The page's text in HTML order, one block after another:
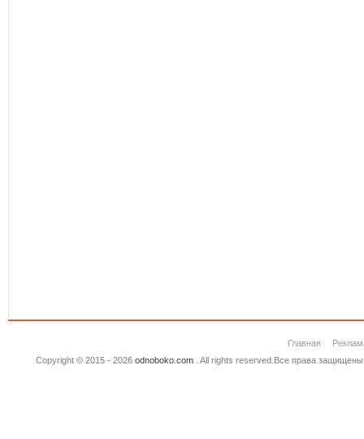
Главная
Copyright © 2015 - 2026 odnoboko.com. All rights reserved.Все права защищены.